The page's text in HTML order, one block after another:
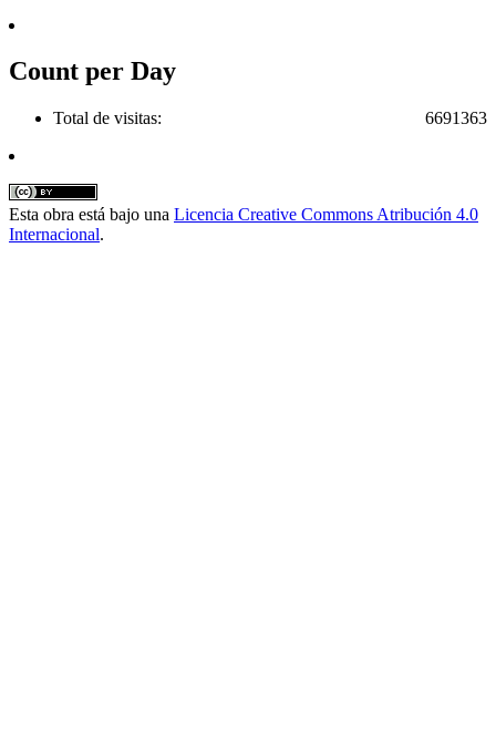
Count per Day
6691363
Total de visitas:
Esta obra está bajo una Licencia Creative Commons Atribución 4.0
Internacional.